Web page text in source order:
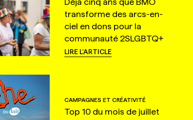
transforme des arcs-en-
ciel en dons pour la
communauté 2SLGBTQ+
LIRE L'ARTICLE
CAMPAGNES ET CRÉATIVITÉ
Top 10 du mois de juillet